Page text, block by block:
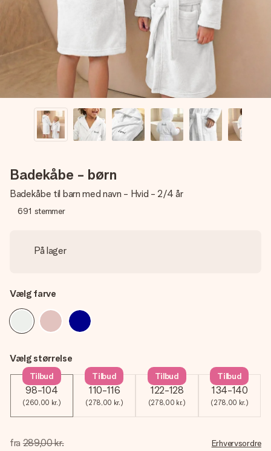
billede af dig eller en besked, der går lige i hendes hjerte.
Intet besvær men udelukkende en masse kærlighed i
øjeblikket.
Badekåbe - børn
Badekåbe til barn med navn - Hvid - 2/4 år
691 stemmer
På lager
Vælg farve
Vælg størrelse
98-104
(260,00 kr.)
Tilbud
110-116
(278,00 kr.)
Tilbud
122-128
(278,00 kr.)
Tilbud
134-140
(278,00 kr.)
Tilbud
fra 289,00 kr. Erhvervsordre